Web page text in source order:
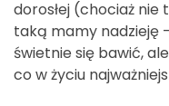
dorosłej (chociaż
taką mamy nadzieję
świetnie się bawić,
co w życiu